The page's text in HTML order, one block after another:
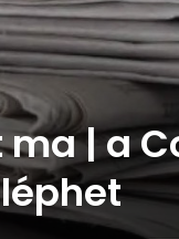
ma | a